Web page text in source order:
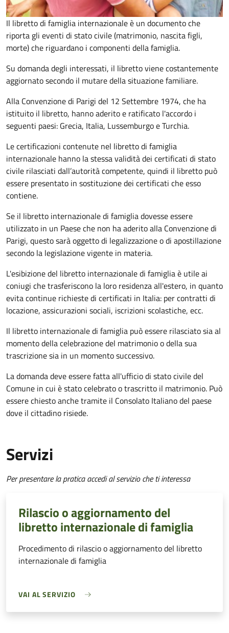
Il libretto di famiglia internazionale è un documento che
riporta gli eventi di stato civile (matrimonio, nascita figli,
morte) che riguardano i componenti della famiglia.
Su domanda degli interessati, il libretto viene costantemente
aggiornato secondo il mutare della situazione familiare.
Alla Convenzione di Parigi del 12 Settembre 1974, che ha
istituito il libretto, hanno aderito e ratificato l'accordo i
seguenti paesi: Grecia, Italia, Lussemburgo e Turchia.
Le certificazioni contenute nel libretto di famiglia
internazionale hanno la stessa validità dei certificati di stato
civile rilasciati dall’autorità competente, quindi il libretto può
essere presentato in sostituzione dei certificati che esso
contiene.
Se il libretto internazionale di famiglia dovesse essere
utilizzato in un Paese che non ha aderito alla Convenzione di
Parigi, questo sarà oggetto di legalizzazione o di apostillazione
secondo la legislazione vigente in materia.
L'esibizione del libretto internazionale di famiglia è utile ai
coniugi che trasferiscono la loro residenza all'estero, in quanto
evita continue richieste di certificati in Italia: per contratti di
locazione, assicurazioni sociali, iscrizioni scolastiche, ecc.
Il libretto internazionale di famiglia può essere rilasciato sia al
momento della celebrazione del matrimonio o della sua
trascrizione sia in un momento successivo.
La domanda deve essere fatta all'ufficio di stato civile del
Comune in cui è stato celebrato o trascritto il matrimonio. Può
essere chiesto anche tramite il Consolato Italiano del paese
dove il cittadino risiede.
Servizi
Per presentare la pratica accedi al servizio che ti interessa
Rilascio o aggiornamento del
libretto internazionale di famiglia
Procedimento di rilascio o aggiornamento del libretto
internazionale di famiglia
VAI AL SERVIZIO